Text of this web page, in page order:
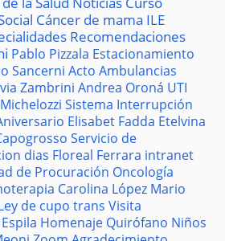
Cáncer de mama ILE
Recomendaciones
Pablo Pizzala Estacionamiento
Sancerni Acto Ambulancias
Zambrini Andrea Oroná UTI
Sistema Interrupción
Elisabet Fadda Etelvina
Servicio de
dias Floreal Ferrara intranet
de Procuración Oncología
Carolina López Mario
de cupo trans Visita
Homenaje Quirófano Niños